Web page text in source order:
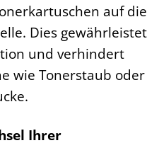
auf die
Dies gewährleistet
und verhindert
wie Tonerstaub oder
Ihrer